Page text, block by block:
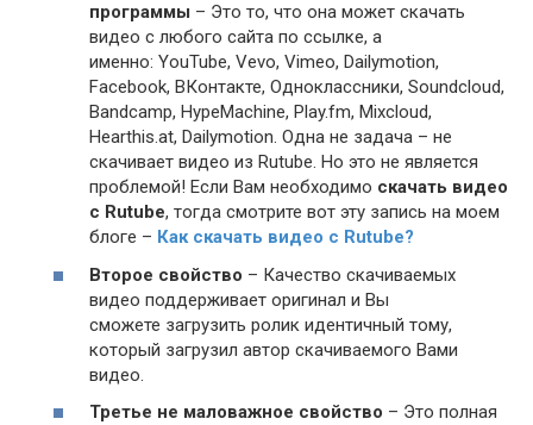
программы – Это то, что она может скачать
видео с любого сайта по ссылке, а
именно: YouTube, Vevo, Vimeo, Dailymotion,
Facebook, ВКонтакте, Одноклассники, Soundcloud,
Bandcamp, HypeMachine, Play.fm, Mixcloud,
Hearthis.at, Dailymotion. Одна не задача – не
скачивает видео из Rutube. Но это не является
проблемой! Если Вам необходимо скачать видео
с Rutube, тогда смотрите вот эту запись на моем
блоге – Как скачать видео с Rutube?
Второе свойство – Качество скачиваемых
видео поддерживает оригинал и Вы
сможете загрузить ролик идентичный тому,
который загрузил автор скачиваемого Вами
видео.
Третье не маловажное свойство – Это полная